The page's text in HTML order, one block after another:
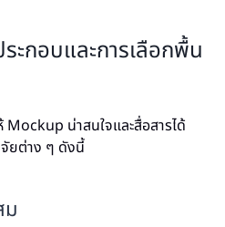
ะกอบและการเลือกพื้น
น่าสนใจและสื่อสารได้
ยต่าง ๆ ดังนี้
ม